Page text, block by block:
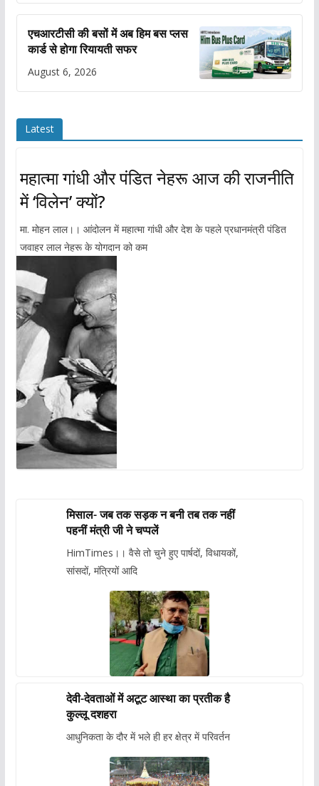
एचआरटीसी की बसों में अब हिम बस प्लस
कार्ड से होगा रियायती सफर
August 6, 2026
Latest
महात्मा गांधी और पंडित नेहरू आज की राजनीति
में ‘विलेन’ क्यों?
मा. मोहन लाल।। आंदोलन में महात्मा गांधी और देश के पहले प्रधानमंत्री पंडित
जवाहर लाल नेहरू के योगदान को कम
मिसाल- जब तक सड़क न बनी तब तक नहीं
पहनीं मंत्री जी ने चप्पलें
HimTimes।। वैसे तो चुने हुए पार्षदों, विधायकों,
सांसदों, मंत्रियों आदि
देवी-देवताओं में अटूट आस्था का प्रतीक है
कुल्लू दशहरा
आधुनिकता के दौर में भले ही हर क्षेत्र में परिवर्तन